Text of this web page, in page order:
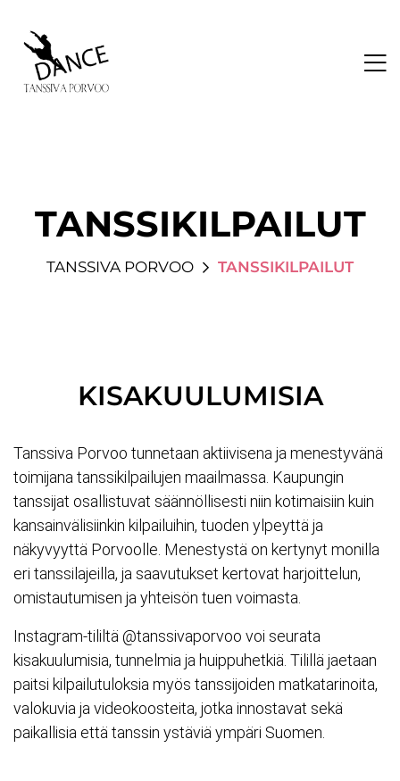
TANSSIKILPAILUT
TANSSIVA PORVOO TANSSIKILPAILUT
KISAKUULUMISIA
Tanssiva Porvoo tunnetaan aktiivisena ja menestyvänä
toimijana tanssikilpailujen maailmassa. Kaupungin
tanssijat osallistuvat säännöllisesti niin kotimaisiin kuin
kansainvälisiinkin kilpailuihin, tuoden ylpeyttä ja
näkyvyyttä Porvoolle. Menestystä on kertynyt monilla
eri tanssilajeilla, ja saavutukset kertovat harjoittelun,
omistautumisen ja yhteisön tuen voimasta.
Instagram-tililtä @tanssivaporvoo voi seurata
kisakuulumisia, tunnelmia ja huippuhetkiä. Tilillä jaetaan
paitsi kilpailutuloksia myös tanssijoiden matkatarinoita,
valokuvia ja videokoosteita, jotka innostavat sekä
paikallisia että tanssin ystäviä ympäri Suomen.